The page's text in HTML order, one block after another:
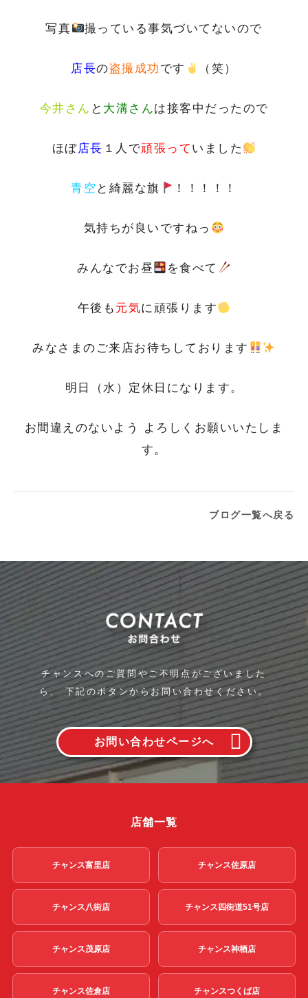
写真 撮っている事気づいてないので
店長の盗撮成功 です （笑）
今井さん と 大溝さんは接客中だったので
ほぼ店長 １人で頑張って いました
青空 と 綺麗な旗 ！！！！！
気持ちが良い ですねっ
みんなでお昼 を食べて
午後も 元気に頑張ります
みなさまのご来店お待ちしております
明日（水） 定休日 になります。
お間違えのないよう よろしくお願いいたしま
す。
ブログ一覧へ戻る
チャンスへのご質問やご不明点がございました
ら、 下記のボタンからお問い合わせください。
お問い合わせページへ
店舗一覧
チャンス富里店
チャンス八街店
チャンス茂原店
チャンス佐倉店
チャンス佐原店
チャンス四街道51号店
チャンス神栖店
チャンスつくば店